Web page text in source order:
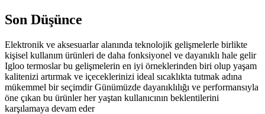
Son Düşünce
Elektronik ve aksesuarlar alanında teknolojik gelişmelerle birlikte
kişisel kullanım ürünleri de daha fonksiyonel ve dayanıklı hale gelir
Igloo termoslar bu gelişmelerin en iyi örneklerinden biri olup yaşam
kalitenizi artırmak ve içeceklerinizi ideal sıcaklıkta tutmak adına
mükemmel bir seçimdir Günümüzde dayanıklılığı ve performansıyla
öne çıkan bu ürünler her yaştan kullanıcının beklentilerini
karşılamaya devam eder